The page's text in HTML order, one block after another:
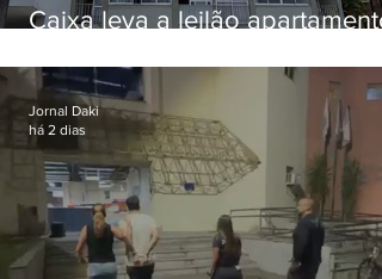
Caixa leva a leilão apartamento
Botafogo
Jornal Daki
há 2 dias